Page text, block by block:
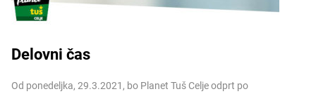
Delovni čas
Od ponedeljka, 29.3.2021, bo Planet Tuš Celje odprt po